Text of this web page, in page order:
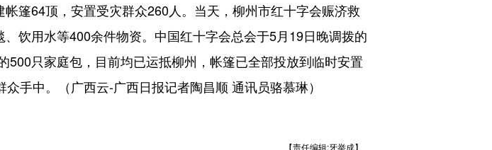
篷64顶，安置受灾群众260人。当天，柳州市红十字会赈济救
饮用水等400余件物资。中国红十字会总会于5月19日晚调拨的
只家庭包，目前均已运抵柳州，帐篷已全部投放到临时安置
手中。（广西云-广西日报记者陶昌顺 通讯员骆慕琳）
【责任编辑:牙举成】